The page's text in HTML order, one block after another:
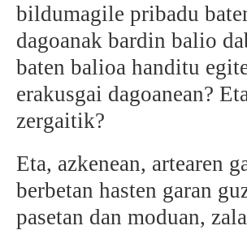
bildumagile pribadu
dagoanak bardin balio
baten balioa handitu
erakusgai dagoanean?
zergaitik?
Eta, azkenean, artearen
berbetan hasten garan
pasetan dan moduan,